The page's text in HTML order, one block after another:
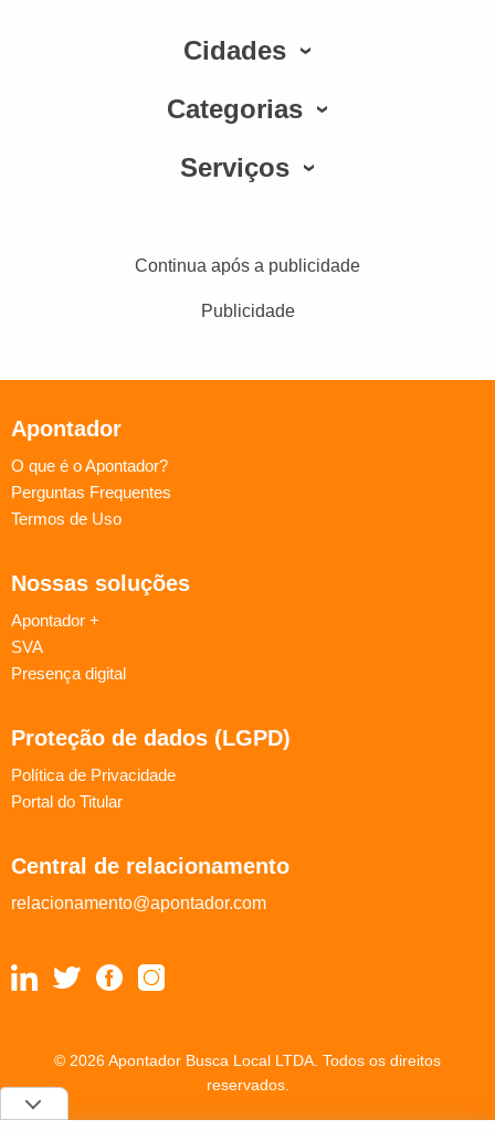
Cidades
Categorias
Serviços
Continua após a publicidade
Publicidade
Apontador
O que é o Apontador?
Perguntas Frequentes
Termos de Uso
Nossas soluções
Apontador +
SVA
Presença digital
Proteção de dados (LGPD)
Política de Privacidade
Portal do Titular
Central de relacionamento
relacionamento@apontador.com
© 2026 Apontador Busca Local LTDA. Todos os direitos
reservados.